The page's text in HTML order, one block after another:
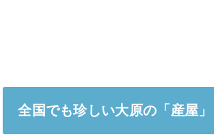
全国でも珍しい大原の「産屋」